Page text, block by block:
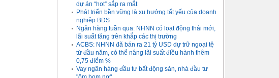
dự án “hot” sắp ra mắt
Phát triển bền vững là xu hướng tất yếu của doanh
nghiệp BĐS
Ngân hàng tuần qua: NHNN có loạt động thái mới,
lãi suất tăng trên khắp các thị trường
ACBS: NHNN đã bán ra 21 tỷ USD dự trữ ngoại tệ
từ đầu năm, có thể nâng lãi suất điều hành thêm
0,75 điểm %
Vay ngân hàng đầu tư bất động sản, nhà đầu tư